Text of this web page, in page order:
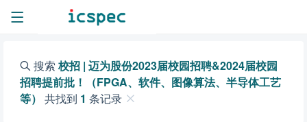
搜索 校招 | 迈为股份2023届校园招聘&2024届校园
招聘提前批！（FPGA、软件、图像算法、半导体工艺
等） 共找到 1 条记录